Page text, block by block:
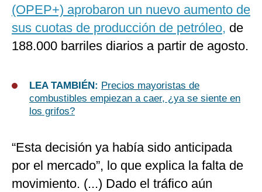
(OPEP+) aprobaron un nuevo aumento de
sus cuotas de producción de petróleo, de
188.000 barriles diarios a partir de agosto.
LEA TAMBIÉN: Precios mayoristas de
combustibles empiezan a caer, ¿ya se siente en
los grifos?
“Esta decisión ya había sido anticipada
por el mercado”, lo que explica la falta de
movimiento. (...) Dado el tráfico aún